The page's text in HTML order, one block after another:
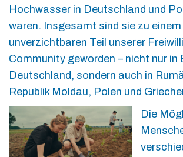
Hochwasser in Deutschland und
waren. Insgesamt sind sie zu einem
unverzichtbaren Teil unserer
Community geworden – nicht nur in
Deutschland, sondern auch in
Republik Moldau, Polen und
Die